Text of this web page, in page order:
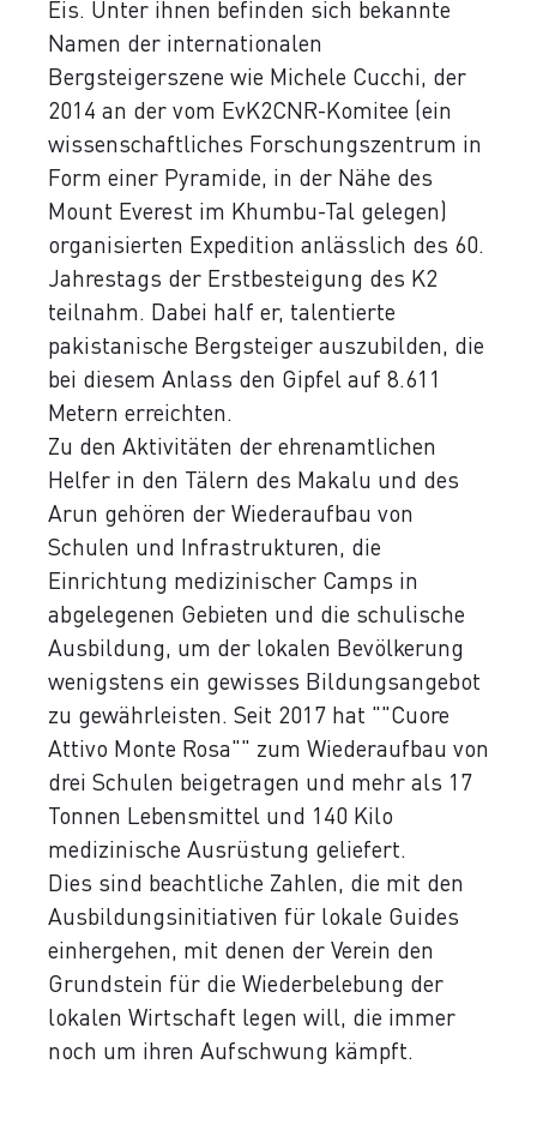
Eis. Unter ihnen befinden sich bekannte
Namen der internationalen
Bergsteigerszene wie Michele Cucchi, der
2014 an der vom EvK2CNR-Komitee (ein
wissenschaftliches Forschungszentrum in
Form einer Pyramide, in der Nähe des
Mount Everest im Khumbu-Tal gelegen)
organisierten Expedition anlässlich des 60.
Jahrestags der Erstbesteigung des K2
teilnahm. Dabei half er, talentierte
pakistanische Bergsteiger auszubilden, die
bei diesem Anlass den Gipfel auf 8.611
Metern erreichten.
Zu den Aktivitäten der ehrenamtlichen
Helfer in den Tälern des Makalu und des
Arun gehören der Wiederaufbau von
Schulen und Infrastrukturen, die
Einrichtung medizinischer Camps in
abgelegenen Gebieten und die schulische
Ausbildung, um der lokalen Bevölkerung
wenigstens ein gewisses Bildungsangebot
zu gewährleisten. Seit 2017 hat ""Cuore
Attivo Monte Rosa"" zum Wiederaufbau von
drei Schulen beigetragen und mehr als 17
Tonnen Lebensmittel und 140 Kilo
medizinische Ausrüstung geliefert.
Dies sind beachtliche Zahlen, die mit den
Ausbildungsinitiativen für lokale Guides
einhergehen, mit denen der Verein den
Grundstein für die Wiederbelebung der
lokalen Wirtschaft legen will, die immer
noch um ihren Aufschwung kämpft.